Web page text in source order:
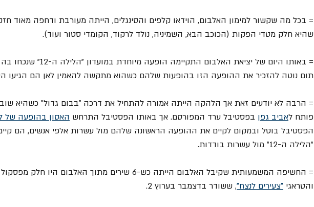
= בכל מה שקשור למימון האלבום, הוידאו קלפים והסינגלים, הייתה מעורבת ודחפה מאוד
שהיא חלק מטדי הפקות (הכוכב הבא, השמיניה, נולד לרקוד, הקומדי סטור ועוד).
תום נוטה להזכיר את ההופעה הזו בהופעות שלהם כשהוא מתקשה להאמין לאן הם הגיעו
= הרבה לא יודעים זאת אך הלהקה הייתה אמורה להתחיל את דרכה "בבום גדול" כשהיא
פותח לאביב גפן בפסטיבל ערד המפורסם. אך באותו הפסטיבל התרחש האסון בהופעה של
הפסטיבל בוטל ובמקום לקיים את ההופעה הראשונה שלהם מול עשרות אלפי אנשים, הם
"הלילה ה-12" מול עשרות בודדות.
= החשיפה המשמעותית שקיבל האלבום הייתה כש-6 שירים מתוך האלבום
והטראגי "צעירים לנצח", ששודר בדצמבר בערוץ 2.